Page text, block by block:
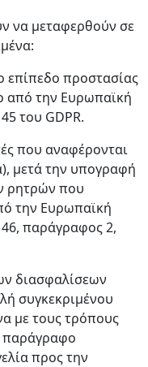
να μεταφερθούν σε
επίπεδο προστασίας
από την Ευρωπαϊκή
του GDPR.
που αναφέρονται
μετά την υπογραφή
ρητρών που
την Ευρωπαϊκή
παράγραφος 2,
διασφαλίσεων
συγκεκριμένου
με τους τρόπους
παράγραφο
προς την